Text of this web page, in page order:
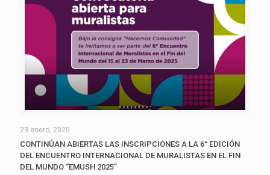
23 enero, 2025
CONTINÚAN ABIERTAS LAS INSCRIPCIONES A LA 6° EDICIÓN
DEL ENCUENTRO INTERNACIONAL DE MURALISTAS EN EL FIN
DEL MUNDO “EMUSH 2025”